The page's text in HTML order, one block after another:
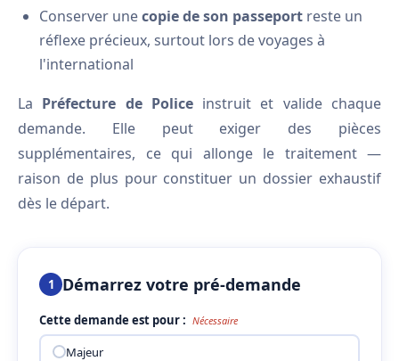
Conserver unecopie de son passeport reste un
réflexe précieux, surtout lors de voyages à
l'international
La Préfecture de Policeinstruit et valide chaque
demande. Elle peut exiger des pièces
supplémentaires, ce qui allonge le traitement —
raison de plus pour constituer un dossier exhaustif
dès le départ.
1 Démarrez votre pré-demande
Cette demande est pour : Nécessaire
Majeur